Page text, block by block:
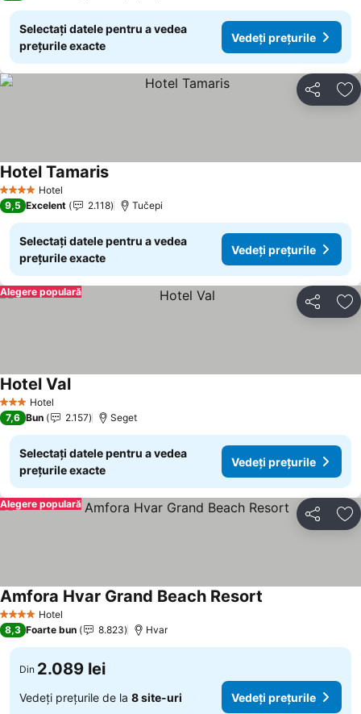
Selectați datele pentru a vedea
prețurile exacte
Vedeți prețurile
Distribuiți
4 Stele Hotel
Hotel Tamaris
9,5 Excelent 2.118 Tučepi
Selectați datele pentru a vedea
prețurile exacte
Vedeți prețurile
Distribuiți
Alegere populară
3 SteleHotel
Hotel Val
7,6 Bun 2.157 Seget
Selectați datele pentru a vedea
prețurile exacte
Vedeți prețurile
Distribuiți
Alegere populară
4 Stele Hotel
Amfora Hvar Grand Beach Resort
8,3 Foarte bun 8.823 Hvar
Din 2.089 lei
Vedeți prețurile de la 8 site-uri Vedeți prețurile